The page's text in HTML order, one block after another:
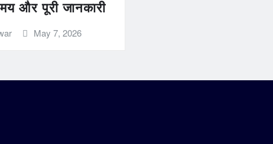
और पूरी जानकारी
May 7, 2026